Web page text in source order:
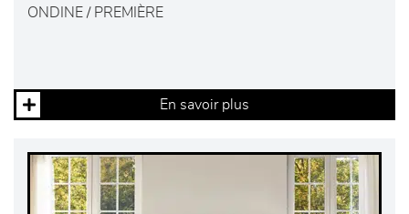
ONDINE / PREMIÈRE
En savoir plus